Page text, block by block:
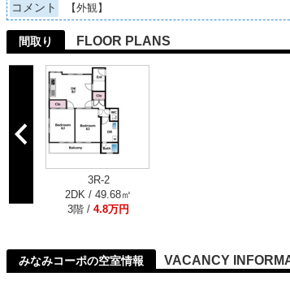
コメント 【外観】
間取り FLOOR PLANS
3R-2
2DK / 49.68㎡
3階 / 4.8万円
みなみコーポの空室情報 VACANCY